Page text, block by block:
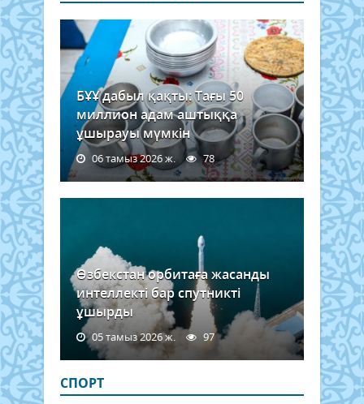
БҰҰ дабыл қақты: Тағы 50
миллион адам аштыққа
ұшырауы мүмкін
06 тамыз 2026 ж. 78
Өзбекстан орбитаға жасанды
интеллекті бар спутникті
ұшырды
05 тамыз 2026 ж. 97
СПОРТ